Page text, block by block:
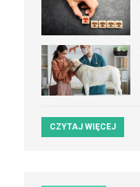
CZYTAJ WIĘCEJ